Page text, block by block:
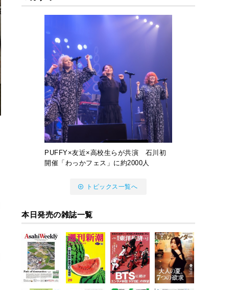
PUFFY×友近×高校生らが共演 石川初
開催「わっかフェス」に約2000人
トピックス一覧へ
本日発売の雑誌一覧